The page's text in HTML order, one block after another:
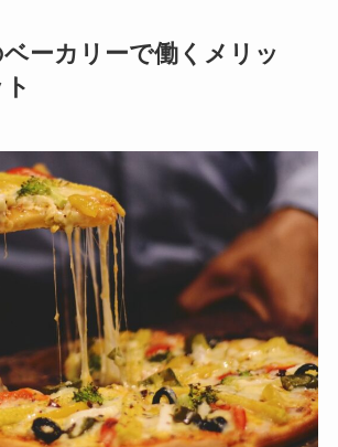
ーカリーで働くメリッ